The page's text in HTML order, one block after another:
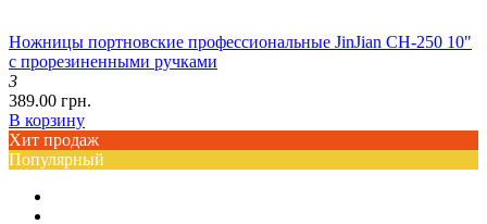
Ножницы портновские профессиональные JinJian CH-250 10"
с прорезиненными ручками
3
389.00 грн.
В корзину
Хит продаж
Популярный